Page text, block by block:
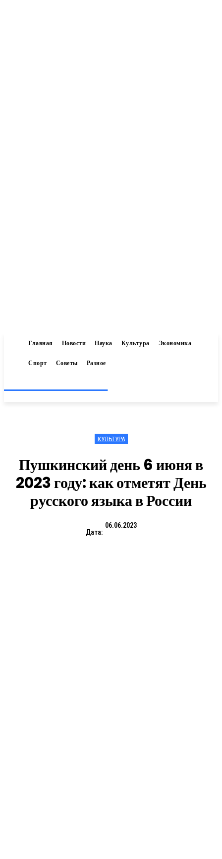
Главная Новости Наука Культура Экономика
Спорт Советы Разное
КУЛЬТУРА
Пушкинский день 6 июня в
2023 году: как отметят День
русского языка в России
Дата:
06.06.2023